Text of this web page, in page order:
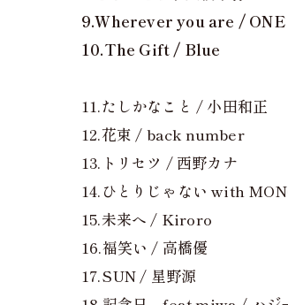
9.Wherever you are /
10.The Gift / Blue
11.たしかなこと / 小田和正
12.花束 / back number
13.トリセツ / 西野カナ
14.ひとりじゃない with
15.未来へ / Kiroro
16.福笑い / 高橋優
17.SUN / 星野源